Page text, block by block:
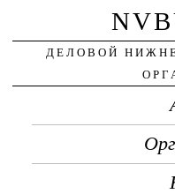
ДЕЛОВОЙ